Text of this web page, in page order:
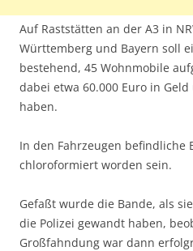
Auf Raststätten an der A3 in
Württemberg und Bayern soll
bestehend, 45 Wohnmobile
dabei etwa 60.000 Euro in
haben.
In den Fahrzeugen befindliche
chloroformiert worden sein.
Gefaßt wurde die Bande, als
die Polizei gewandt haben,
Großfahndung war dann